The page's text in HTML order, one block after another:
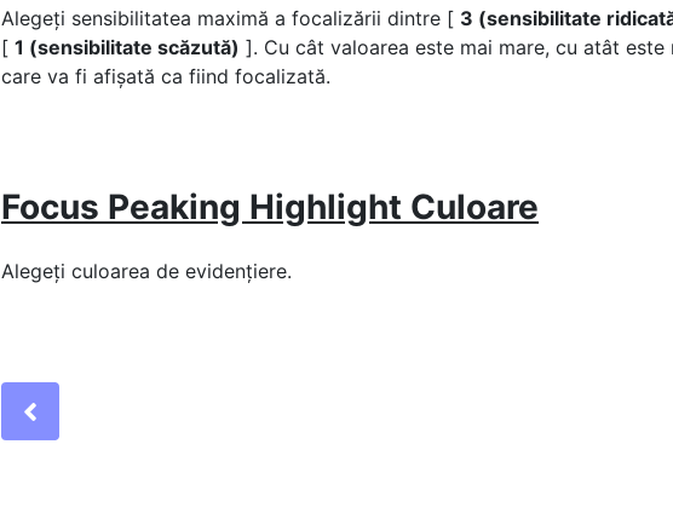
Alegeți sensibilitatea maximă a focalizării dintre [ 3 (sensibilitate
[ 1 (sensibilitate scăzută) ]. Cu cât valoarea este mai mare, cu atât este
care va fi afișată ca fiind focalizată.
Focus Peaking Highlight Culoare
Alegeți culoarea de evidențiere.